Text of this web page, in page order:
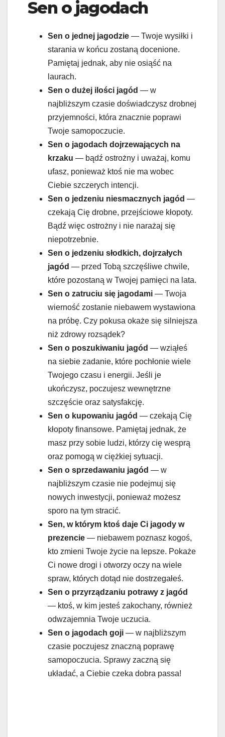
Sen o jagodach
Sen o jednej jagodzie — Twoje wysiłki i
starania w końcu zostaną docenione.
Pamiętaj jednak, aby nie osiąść na
laurach.
Sen o dużej ilości jagód — w
najbliższym czasie doświadczysz drobnej
przyjemności, która znacznie poprawi
Twoje samopoczucie.
Sen o jagodach dojrzewających na
krzaku — bądź ostrożny i uważaj, komu
ufasz, ponieważ ktoś nie ma wobec
Ciebie szczerych intencji.
Sen o jedzeniu niesmacznych jagód —
czekają Cię drobne, przejściowe kłopoty.
Bądź więc ostrożny i nie narażaj się
niepotrzebnie.
Sen o jedzeniu słodkich, dojrzałych
jagód — przed Tobą szczęśliwe chwile,
które pozostaną w Twojej pamięci na lata.
Sen o zatruciu się jagodami — Twoja
wierność zostanie niebawem wystawiona
na próbę. Czy pokusa okaże się silniejsza
niż zdrowy rozsądek?
Sen o poszukiwaniu jagód — wziąłeś
na siebie zadanie, które pochłonie wiele
Twojego czasu i energii. Jeśli je
ukończysz, poczujesz wewnętrzne
szczęście oraz satysfakcję.
Sen o kupowaniu jagód — czekają Cię
kłopoty finansowe. Pamiętaj jednak, że
masz przy sobie ludzi, którzy cię wesprą
oraz pomogą w ciężkiej sytuacji.
Sen o sprzedawaniu jagód — w
najbliższym czasie nie podejmuj się
nowych inwestycji, ponieważ możesz
sporo na tym stracić.
Sen, w którym ktoś daje Ci jagody w
prezencie — niebawem poznasz kogoś,
kto zmieni Twoje życie na lepsze. Pokaże
Ci nowe drogi i otworzy oczy na wiele
spraw, których dotąd nie dostrzegałeś.
Sen o przyrządzaniu potrawy z jagód
— ktoś, w kim jesteś zakochany, również
odwzajemnia Twoje uczucia.
Sen o jagodach goji — w najbliższym
czasie poczujesz znaczną poprawę
samopoczucia. Sprawy zaczną się
układać, a Ciebie czeka dobra passa!